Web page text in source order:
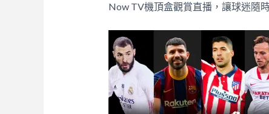
Now TV機頂盒觀賞直播，讓球迷隨